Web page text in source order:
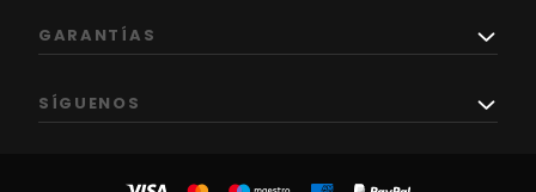
GARANTÍAS
SÍGUENOS